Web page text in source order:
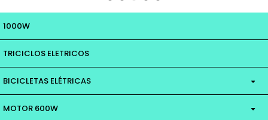
1000W
TRICICLOS ELETRICOS
BICICLETAS ELÉTRICAS
MOTOR 350W
MOTOR 600W